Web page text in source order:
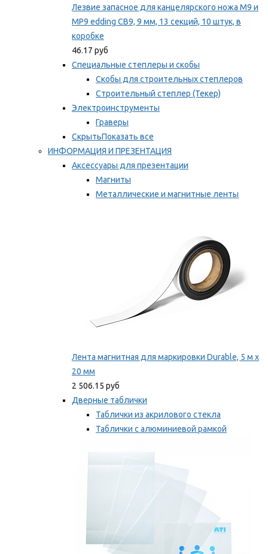
Лезвие запасное для канцелярского ножа M9 и
MP9 edding CB9, 9 мм, 13 секций, 10 штук, в
коробке
46.17 руб
Специальные степлеры и скобы
Скобы для строительных степлеров
Строительный степлер (Текер)
Электроинструменты
Граверы
СкрытьПоказать все
ИНФОРМАЦИЯ И ПРЕЗЕНТАЦИЯ
Аксессуары для презентации
Магниты
Металлические и магнитные ленты
Лента магнитная для маркировки Durable, 5 м х
20 мм
2 506.15 руб
Дверные таблички
Таблички из акрилового стекла
Таблички с алюминиевой рамкой